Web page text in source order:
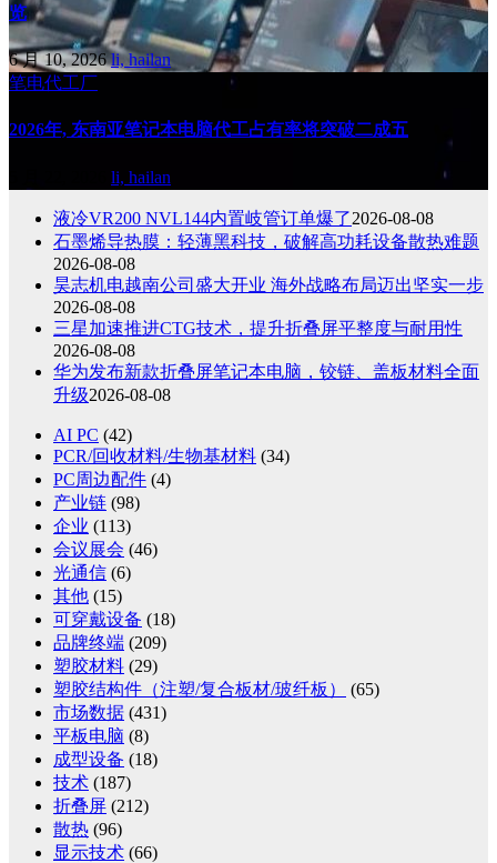
览
6 月 10, 2026li, hailan
笔电代工厂
2026年, 东南亚笔记本电脑代工占有率将突破二成五
li, hailan
液冷VR200 NVL144内置岐管订单爆了2026-08-08
石墨烯导热膜：轻薄黑科技，破解高功耗设备散热难题
2026-08-08
昊志机电越南公司盛大开业 海外战略布局迈出坚实一步
2026-08-08
三星加速推进CTG技术，提升折叠屏平整度与耐用性
2026-08-08
华为发布新款折叠屏笔记本电脑，铰链、盖板材料全面
升级2026-08-08
AI PC (42)
PCR/回收材料/生物基材料 (34)
PC周边配件 (4)
产业链 (98)
企业 (113)
会议展会 (46)
光通信 (6)
其他 (15)
可穿戴设备 (18)
品牌终端 (209)
塑胶材料 (29)
塑胶结构件（注塑/复合板材/玻纤板）
(65)
市场数据 (431)
平板电脑 (8)
成型设备 (18)
技术 (187)
折叠屏 (212)
散热 (96)
显示技术 (66)